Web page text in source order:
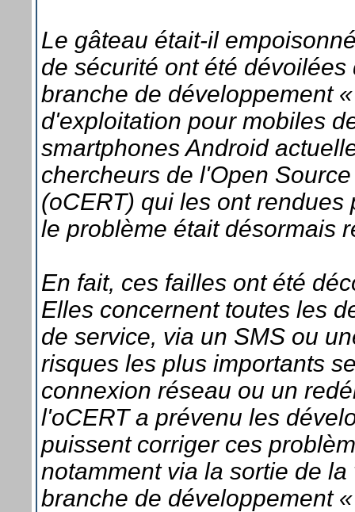
Le gâteau était-il
de sécurité ont été
branche de développement
d'exploitation pour mobiles
smartphones Android
chercheurs de l'Open
(oCERT) qui les ont
le problème était désormais
En fait, ces failles ont été
Elles concernent toutes les
de service, via un SMS ou
risques les plus importants
connexion réseau ou un
l'oCERT a prévenu les
puissent corriger ces
notamment via la sortie de
branche de développement